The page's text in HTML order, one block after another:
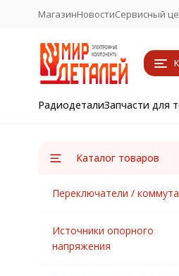
МагазинНовостиСервисный
РадиодеталиЗапчасти для
Каталог товаров
Переключатели /
Источники опорного
напряжения